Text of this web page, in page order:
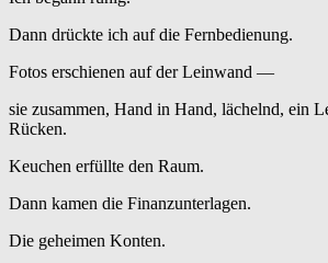
Dann drückte ich auf die Fernbedienung.
Fotos erschienen auf der Leinwand —
sie zusammen, Hand in Hand, lächelnd, ein
Rücken.
Keuchen erfüllte den Raum.
Dann kamen die Finanzunterlagen.
Die geheimen Konten.